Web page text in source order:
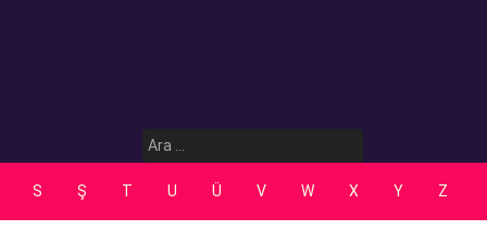
Arama:
S Ş T U Ü V W X Y Z